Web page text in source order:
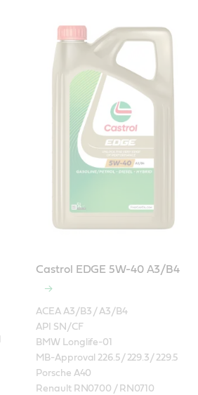
Castrol EDGE 5W-40 A3/B4
ACEA A3/B3 / A3/B4
API SN/CF
BMW Longlife-01
MB-Approval 226.5/ 229.3/ 229.5
Porsche A40
Renault RN0700 / RN0710